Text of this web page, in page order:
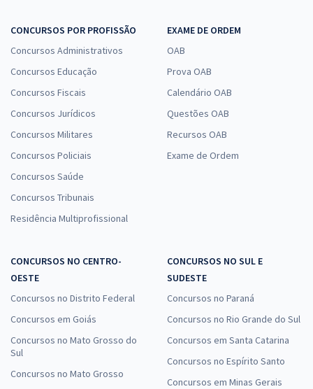
CONCURSOS POR PROFISSÃO
Concursos Administrativos
Concursos Educação
Concursos Fiscais
Concursos Jurídicos
Concursos Militares
Concursos Policiais
Concursos Saúde
Concursos Tribunais
Residência Multiprofissional
EXAME DE ORDEM
OAB
Prova OAB
Calendário OAB
Questões OAB
Recursos OAB
Exame de Ordem
CONCURSOS NO CENTRO-
OESTE
Concursos no Distrito Federal
Concursos em Goiás
Concursos no Mato Grosso do
Sul
Concursos no Mato Grosso
CONCURSOS NO SUL E
SUDESTE
Concursos no Paraná
Concursos no Rio Grande do Sul
Concursos em Santa Catarina
Concursos no Espírito Santo
Concursos em Minas Gerais